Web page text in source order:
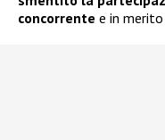
concorrente e in